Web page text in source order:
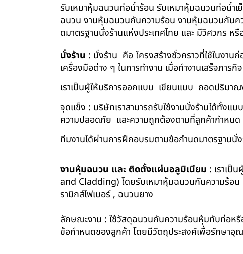
รับเหมาหุ้มฉนวนท่อน้ำร้อน รับเหมาหุ้มฉนวนท่อน้ำ
ฉนวน งานหุ้มฉนวนกันความร้อน งานหุ้มฉนวนกันค
ดมาตรฐานนั่งร้านแห่งประเทศไทย และ มีวิศวกร
นั่งร้าน : นั่งร้าน คือ โครงสร้างชั่วคราวที่ใช้ในงา
เครื่องมือต่าง ๆ ในการทำงาน เมื่อทำงานเสร็จภา
เราเป็นผู้ให้บริการออกแบบ เขียนแบบ ถอดปริมา
จุดแข็ง : บริษัทเราสามารถรับใช้งานนั่งร้านได้ทั้
ความปลอดภัย และความถูกต้องตามที่ลูกค้ากำหนด
ทีมงานได้ผ่านการฝึกอบรมตามข้อกำนดมาตรฐาน
งานหุ้มฉนวน และ ติดตั้งแผ่นอลูมิเนียม : เราเป็
and Cladding) โดยรับเหมาหุ้มฉนวนกันความร้อน
รามิกส์ไฟเบอร์ , ฉนวนยาง
ลักษณะงาน : ใช้วัสดุฉนวนกันความร้อนหุ้มทับท่อห
ข้อกำหนดของลูกค้า โดยมีวัตถุประสงค์เพื่อรักษาอุ